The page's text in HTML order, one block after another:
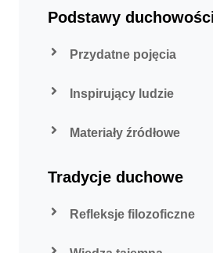
Podstawy
Przydatne pojęcia
Inspirujący ludzie
Materiały źródłowe
Tradycje duchowe
Refleksje filozoficzne